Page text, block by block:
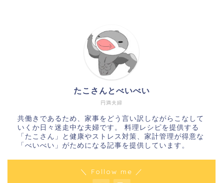
円満夫婦
たこさんとべいべい
共働きであるため、家事をどう言い訳しながらこなして
いくか日々迷走中な夫婦です。 料理レシピを提供する
「たこさん」と健康やストレス対策、家計管理が得意な
「べいべい」がためになる記事を提供しています。
＼ Follow me ／